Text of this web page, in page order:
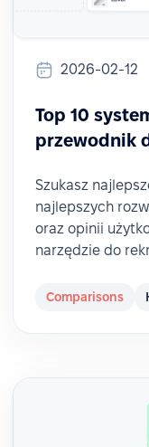
2026-02-12
Top 10
przewodnik
Szukasz
najlepszych
oraz opinii
narzędzie do
Comparisons